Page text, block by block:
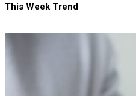
This Week Trend